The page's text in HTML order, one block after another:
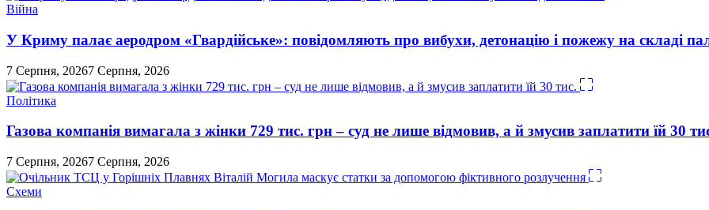
Війна
У Криму палає аеродром «Гвардійське»: повідомляють про вибухи, детонацію і пожежу на складі
7 Серпня, 20267 Серпня, 2026
Політика
Газова компанія вимагала з жінки 729 тис. грн – суд не лише відмовив, а й змусив заплатити їй 30
7 Серпня, 20267 Серпня, 2026
Схеми